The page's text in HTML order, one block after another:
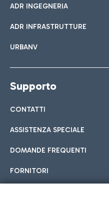
ADR INGEGNERIA
ADR INFRASTRUTTURE
URBANV
Supporto
CONTATTI
ASSISTENZA SPECIALE
DOMANDE FREQUENTI
FORNITORI